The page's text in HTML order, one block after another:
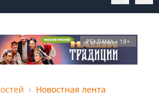
РЕКЛАМА • 18+
Новостная лента